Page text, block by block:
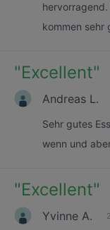
kommen sehr
"Excellent"
Andreas L.
Sehr gutes
wenn und
"Excellent"
Yvinne A.